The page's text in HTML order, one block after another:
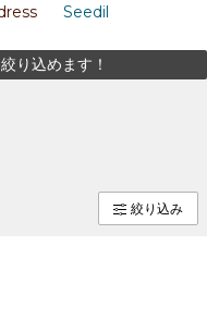
Seedil
り込めます！
絞り込み